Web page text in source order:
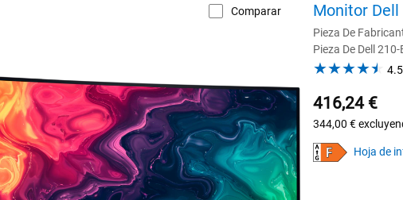
Comparar Monitor Dell
Pieza De
Pieza De Dell 210-
4.5
416,24 €
344,00 €
Hoja de